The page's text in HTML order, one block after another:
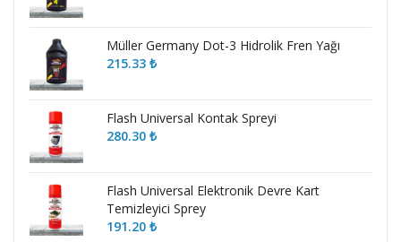
Müller Germany Dot-3 Hidrolik Fren Yağı
215.33₺
Flash Universal Kontak Spreyi
280.30₺
Flash Universal Elektronik Devre Kart
Temizleyici Sprey
191.20₺